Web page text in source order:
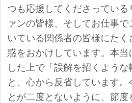
つも応援してくださってい
ァンの皆様、そしてお仕事
いている関係者の皆様にた
惑をおかけしています。本当
した上で「誤解を招くよう
と、心から反省しています。
とが二度とないように、節